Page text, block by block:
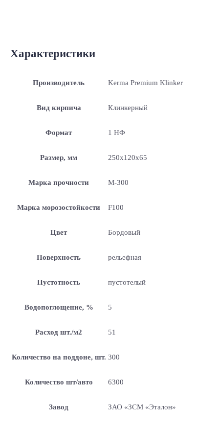
Характеристики
Производитель Kerma Premium Klinker
Вид кирпича Клинкерный
Формат 1 НФ
Размер, мм 250x120x65
Марка прочности М-300
Марка морозостойкости F100
Цвет Бордовый
Поверхность рельефная
Пустотность пустотелый
Водопоглощение, % 5
Расход шт./м2 51
Количество на поддоне, шт. 300
Количество шт/авто 6300
Завод ЗАО «ЗСМ «Эталон»